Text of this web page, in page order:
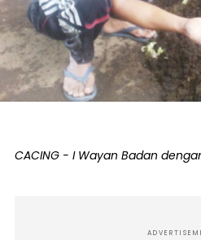
CACING - I Wayan Badan